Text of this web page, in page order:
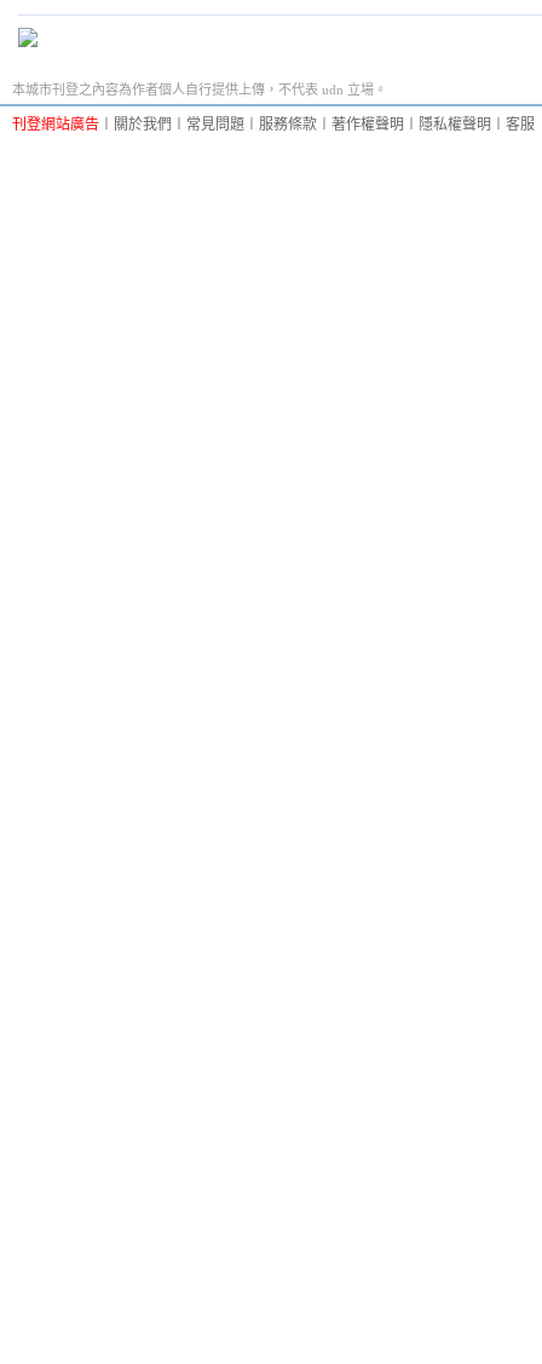
本城市刊登之內容為作者個人自行提供上傳，不代表 udn 立場。
刊登網站廣告 關於我們 常見問題 服務條款 著作權聲明 隱私權聲明 客服